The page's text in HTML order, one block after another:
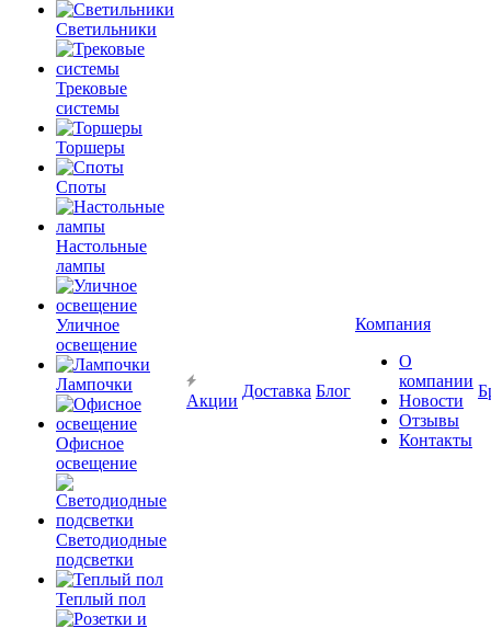
Светильники
Трековые
системы
Торшеры
Споты
Настольные
лампы
Уличное
освещение
Лампочки
Офисное
освещение
Светодиодные
подсветки
Теплый пол
Акции
Доставка Блог
Компания
О
компании
Новости
Отзывы
Контакты